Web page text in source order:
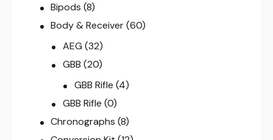
Bipods (8)
Body & Receiver (60)
AEG (32)
GBB (20)
GBB Rifle (4)
GBB Rifle (0)
Chronographs (8)